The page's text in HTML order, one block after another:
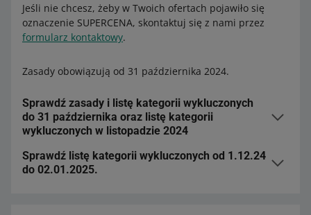
Jeśli nie chcesz, żeby w Twoich ofertach pojawiło się
oznaczenie SUPERCENA, skontaktuj się z nami przez
formularz kontaktowy.
Zasady obowiązują od 31 października 2024.
Sprawdź zasady i listę kategorii wykluczonych
do 31 października oraz listę kategorii
wykluczonych w listopadzie 2024
Oznaczenie przyznawaliśmy ofertom, które spełniają
wszystkieponiższe warunki:
Sprawdź listę kategorii wykluczonych od 1.12.24
do 02.01.2025.